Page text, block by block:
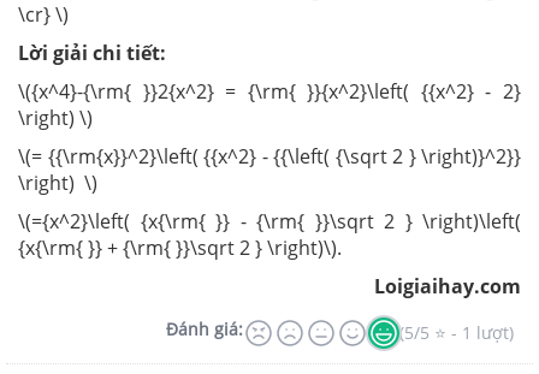
\cr} \)
Lời giải chi tiết:
\({x^4}-{\rm{ }}2{x^2} = {\rm{ }}{x^2}\left( {{x^2} - 2}
\right) \)
\(= {{\rm{x}}^2}\left( {{x^2} - {{\left( {\sqrt 2 } \right)}^2}}
\right) \)
\(={x^2}\left( {x{\rm{ }} - {\rm{ }}\sqrt 2 } \right)\left(
{x{\rm{ }} + {\rm{ }}\sqrt 2 } \right)\).
Loigiaihay.com
Đánh giá: (5/5 ⭐ - 1 lượt)